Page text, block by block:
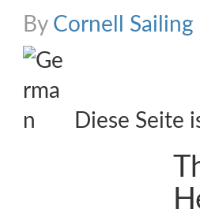
By Cornell Sailing
Diese Seite